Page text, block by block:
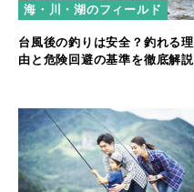
海・川・湖のフィールド
台風後の釣りは安全？釣れる理
由と危険回避の基準を徹底解説